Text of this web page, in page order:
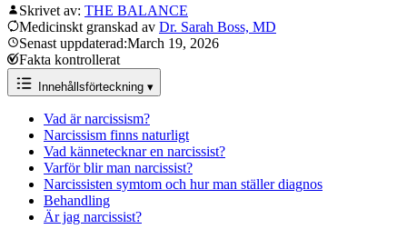
Skrivet av: THE BALANCE
Medicinskt granskad av Dr. Sarah Boss, MD
Senast uppdaterad:March 19, 2026
Fakta kontrollerat
Innehållsförteckning ▾
Vad är narcissism?
Narcissism finns naturligt
Vad kännetecknar en narcissist?
Varför blir man narcissist?
Narcissisten symtom och hur man ställer diagnos
Behandling
Är jag narcissist?